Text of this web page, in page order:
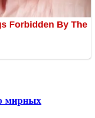
мирных